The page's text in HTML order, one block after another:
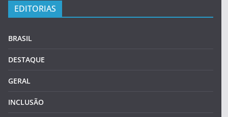
EDITORIAS
BRASIL
DESTAQUE
GERAL
INCLUSÃO